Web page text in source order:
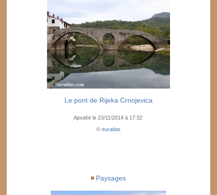
Le pont de Rijeka Crnojevica
Ajoutée le 23/11/2014 à 17:32
© euratlas
Paysages